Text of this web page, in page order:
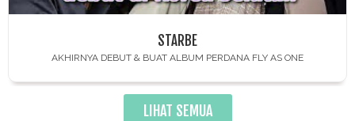
STARBE
AKHIRNYA DEBUT & BUAT ALBUM PERDANA FLY AS ONE
LIHAT SEMUA